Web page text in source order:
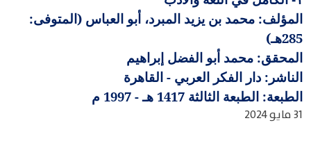
المؤلف: محمد بن يزيد المبرد، أبو العباس (المتوفى:
285هـ)
المحقق: محمد أبو الفضل إبراهيم
الناشر: دار الفكر العربي - القاهرة
الطبعة: الطبعة الثالثة 1417 هـ - 1997 م
31 مايو 2024